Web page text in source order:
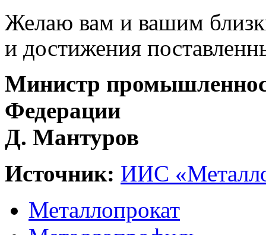
Желаю вам и вашим
и достижения
Министр
Федерации
Д. Мантуров
Источник: ИИС
Металлопрокат